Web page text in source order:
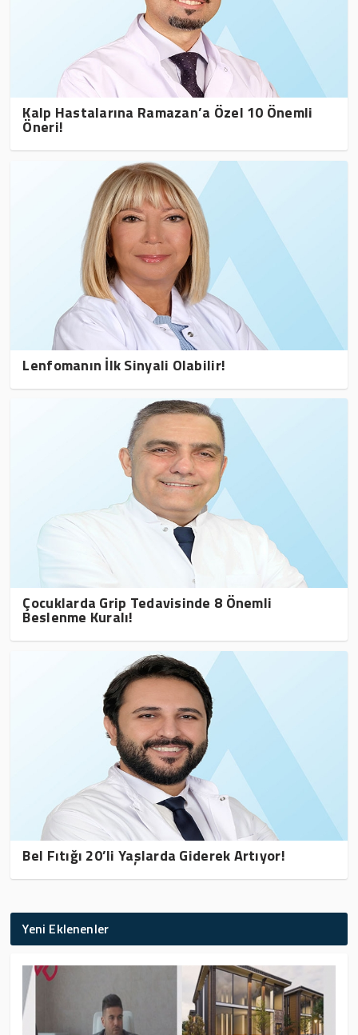
Kalp Hastalarına Ramazan’a Özel 10 Önemli
Öneri!
Lenfomanın İlk Sinyali Olabilir!
Çocuklarda Grip Tedavisinde 8 Önemli
Beslenme Kuralı!
Bel Fıtığı 20’li Yaşlarda Giderek Artıyor!
Yeni Eklenenler